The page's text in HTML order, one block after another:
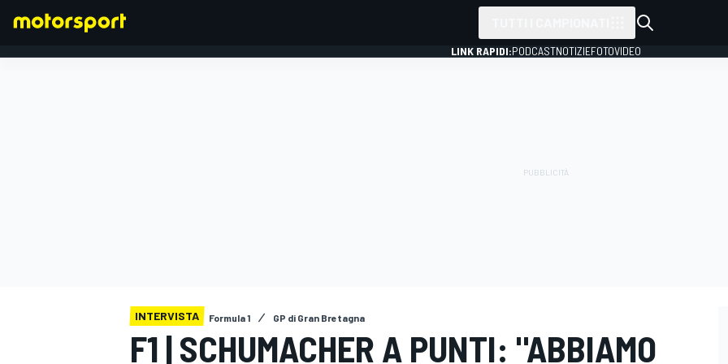
LINK RAPIDI:PODCASTNOTIZIEFOTOVIDEO
INTERVISTA Formula 1 GP di Gran Bretagna
F1 | SCHUMACHER A PUNTI: "ABBIAMO